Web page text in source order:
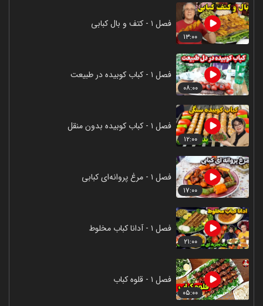
۱۳:۰۰
فصل ۱ - کتف و بال کبابی
۰۸:۰۰
فصل ۱ - کباب کوبیده در طبیعت
۱۲:۰۰
فصل ۱ - کباب کوبیده بدون منقل
۱۷:۰۰
فصل ۱ - مرغ پروانه‌ای کبابی
۲۱:۰۰
فصل ۱ - آدانا کباب مخلوط
۰۵:۰۰
فصل ۱ - قلوه کباب